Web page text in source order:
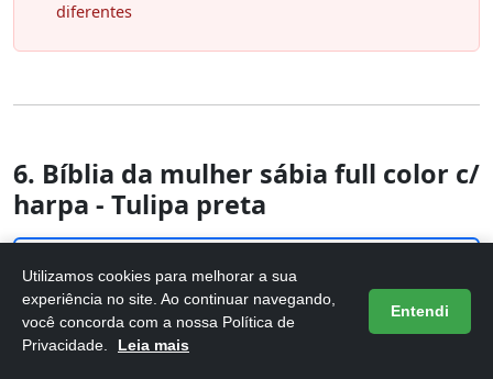
diferentes
6. Bíblia da mulher sábia full color c/
harpa - Tulipa preta
Utilizamos cookies para melhorar a sua
experiência no site. Ao continuar navegando,
você concorda com a nossa Política de
Privacidade.
Leia mais
Entendi